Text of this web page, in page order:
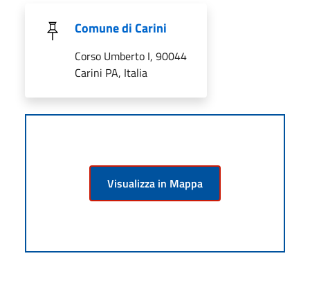
Comune di Carini
Corso Umberto I, 90044
Carini PA, Italia
Visualizza in Mappa